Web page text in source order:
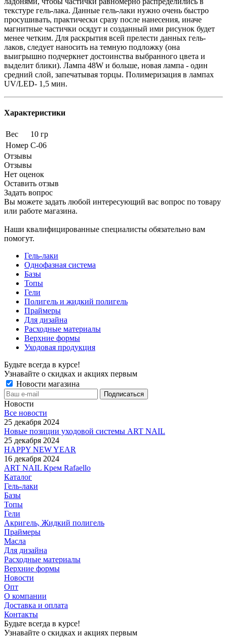
текстуре гель-лака. Данные гель-лаки нужно очень быстро
просушивать, практически сразу после нанесения, иначе
магнитные частички осядут и созданный ими рисунок будет
менее четким. Для раскрытия всей прелести данных гель-
лаков, следует наносить на темную подложку (она
выигрышно подчеркнет достоинства выбранного цвета и
выделит блики). Лампа 48W и больше, новая лампа - один
средний слой, запечатывая торцы. Полимеризация в лампах
UV/LED- 1,5 мин.
Характеристики
Вес
10 гр
Номер C-06
Отзывы
Отзывы
Нет оценок
Оставить отзыв
Задать вопрос
Вы можете задать любой интересующий вас вопрос по товару
или работе магазина.
Наши квалифицированные специалисты обязательно вам
помогут.
Гель-лаки
Однофазная система
Базы
Топы
Гели
Полигель и жидкий полигель
Праймеры
Для дизайна
Расходные материалы
Верхние формы
Уходовая продукция
Будьте всегда в курсе!
Узнавайте о скидках и акциях первым
Новости магазина
Новости
Все новости
25 декабря 2024
Новые позиции уходовой системы ART NAIL
25 декабря 2024
HAPPY NEW YEAR
16 декабря 2024
ART NAIL Крем Rafaello
Каталог
Гель-лаки
Базы
Топы
Гели
Акригель, Жидкий полигель
Праймеры
Масла
Для дизайна
Расходные материалы
Верхние формы
Новости
Опт
О компании
Доставка и оплата
Контакты
Будьте всегда в курсе!
Узнавайте о скидках и акциях первым